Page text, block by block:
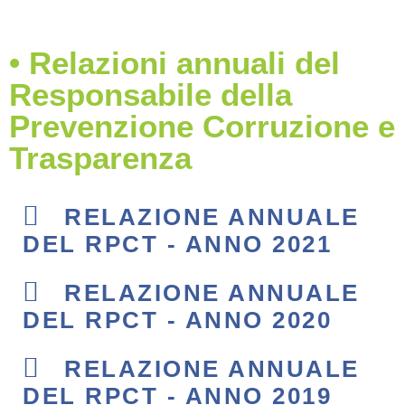
• Relazioni annuali del
Responsabile della
Prevenzione Corruzione e
Trasparenza
RELAZIONE ANNUALE
DEL RPCT - ANNO 2021
RELAZIONE ANNUALE
DEL RPCT - ANNO 2020
RELAZIONE ANNUALE
DEL RPCT - ANNO 2019